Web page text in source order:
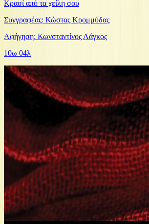
Κρασί από τα χείλη σου
Συγγραφέας: Κώστας Κρομμύδας
Αφήγηση: Κωνσταντίνος Λάγκος
10ω 04λ